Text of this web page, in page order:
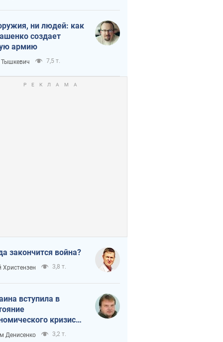
ни людей: как
создает
армию
Тышкевич 7,5 т.
закончится война?
Христензен 3,8 т.
вступила в
кризиса.
ли свет в конце
Денисенко 3,2 т.